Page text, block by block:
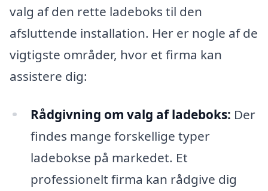
valg af den rette ladeboks til den
afsluttende installation. Her er nogle af de
vigtigste områder, hvor et firma kan
assistere dig:
Rådgivning om valg af ladeboks: Der
findes mange forskellige typer
ladebokse på markedet. Et
professionelt firma kan rådgive dig